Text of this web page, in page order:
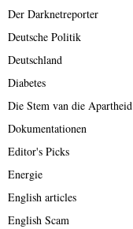
Der Darknetreporter
Deutsche Politik
Deutschland
Diabetes
Die Stem van die Apartheid
Dokumentationen
Editor's Picks
Energie
English articles
English Scam